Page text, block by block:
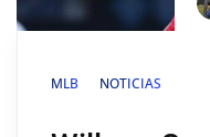
MLB NOTICIAS